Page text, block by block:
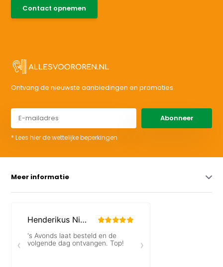
Contact opnemen
Ontvang de nieuwste aanbiedingen en promoties
Abonneer
* Lees hier de wettelijke beperkingen
Meer informatie